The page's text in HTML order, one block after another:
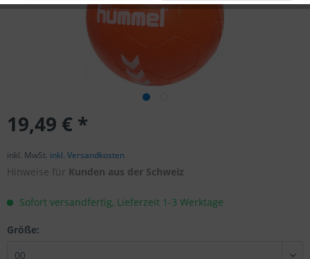
19,49 € *
inkl. MwSt. inkl. Versandkosten
Hinweise für Kunden aus der Schweiz
Sofort versandfertig, Lieferzeit 1-3 Werktage
Größe: